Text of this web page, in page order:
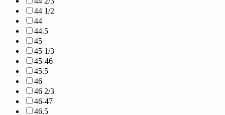
44 1/2
44
44.5
45
45 1/3
45-46
45.5
46
46 2/3
46-47
46.5